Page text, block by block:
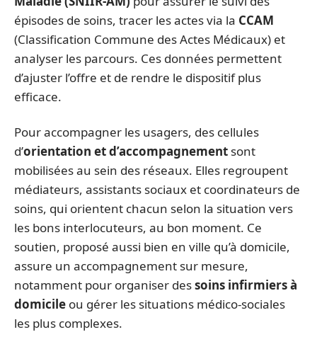
épisodes de soins, tracer les actes via la CCAM
(Classification Commune des Actes Médicaux) et
analyser les parcours. Ces données permettent
d’ajuster l’offre et de rendre le dispositif plus
efficace.
Pour accompagner les usagers, des cellules
d’orientation et d’accompagnement sont
mobilisées au sein des réseaux. Elles regroupent
médiateurs, assistants sociaux et coordinateurs de
soins, qui orientent chacun selon la situation vers
les bons interlocuteurs, au bon moment. Ce
soutien, proposé aussi bien en ville qu’à domicile,
assure un accompagnement sur mesure,
notamment pour organiser dessoins infirmiers à
domicile ou gérer les situations médico-sociales
les plus complexes.